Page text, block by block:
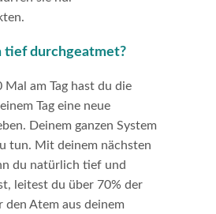
tief durchgeatmet?
Mal am Tag hast du die
Tag eine neue
Deinem ganzen System
tun. Mit deinem nächsten
du natürlich tief und
leitest du über 70% der
Atem aus deinem